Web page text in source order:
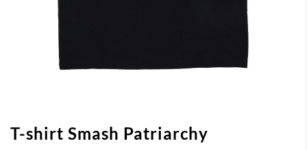
T-shirt Smash Patriarchy